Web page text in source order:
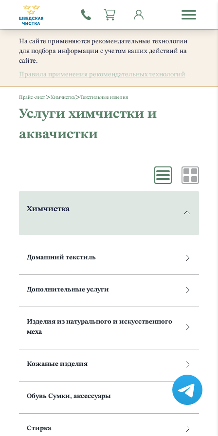
На сайте применяются рекомендательные технологии
для подбора информации с учетом ваших действий на
сайте.
Правила применения рекомендательных технологий
Прайс -лист>Химчистка>Текстильные изделия
Услуги химчистки и
аквачистки
Химчистка
Домашний текстиль
Дополнительные услуги
Изделия из натурального и искусственного
меха
Кожаные изделия
Обувь Сумки, аксессуары
Стирка